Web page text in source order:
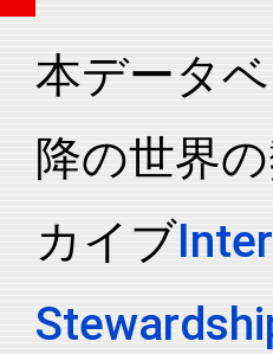
2025209N12220 2025
2025209N12220
2025209N12220 2025
2025209N12220 2025
2025209N12220 2025
本データ
降の世界
カイブ